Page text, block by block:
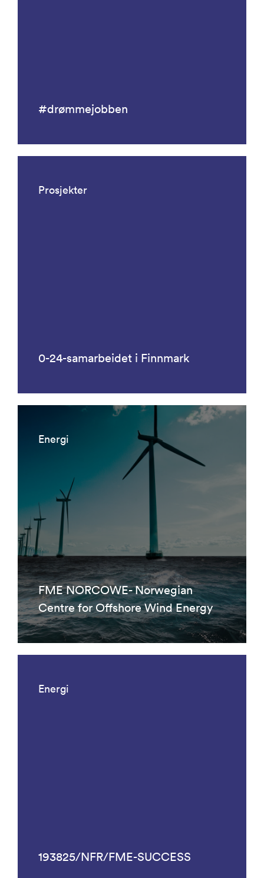
#drømmejobben
Prosjekter
0-24-samarbeidet i Finnmark
Energi
FME NORCOWE- Norwegian
Centre for Offshore Wind Energy
Energi
193825/NFR/FME-SUCCESS